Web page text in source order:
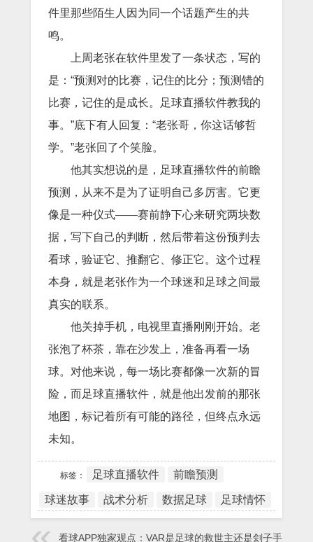
件里那些陌生人因为同一个话题产生的共
鸣。
上周老张在软件里发了一条状态，写的
是：“预测对的比赛，记住的比分；预测错的
比赛，记住的是成长。足球直播软件教我的
事。”底下有人回复：“老张哥，你这话够哲
学。”老张回了个笑脸。
他其实想说的是，足球直播软件的前瞻
预测，从来不是为了证明自己多厉害。它更
像是一种仪式——赛前静下心来研究两块数
据，写下自己的判断，然后带着这份预判去
看球，验证它、推翻它、修正它。这个过程
本身，就是老张作为一个球迷和足球之间最
真实的联系。
他关掉手机，电视里直播刚刚开始。老
张泡了杯茶，靠在沙发上，准备再看一场
球。对他来说，每一场比赛都像一次新的冒
险，而足球直播软件，就是他出发前的那张
地图，标记着所有可能的路径，但终点永远
未知。
标签： 足球直播软件 前瞻预测
球迷故事 战术分析 数据足球 足球情怀
看球APP独家观点：VAR是足球的救世主还是刽子手？